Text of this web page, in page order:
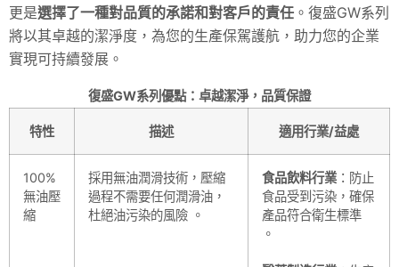
更是選擇了一種對品質的承諾和對客戶的責任 。復盛GW系列
將以其卓越的潔淨度，為您的生產保駕護航，助力您的企業
實現可持續發展。
復盛GW系列優點：卓越潔淨，品質保證
特性 描述 適用行業/益處
100%
無油壓
縮
採用無油潤滑技術，壓縮
過程不需要任何潤滑油，
杜絕油污染的風險 。
食品飲料行業 ：防止
食品受到污染，確保
產品符合衛生標準
。